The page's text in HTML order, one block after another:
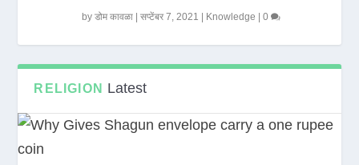
byडोम कावळा |सप्टेंबर 7, 2021 Knowledge |0
RELIGION Latest